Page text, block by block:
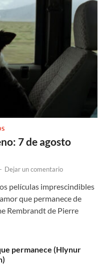
7 de agosto
- Dejar un comentario
películas imprescindibles
que permanece de
Rembrandt de Pierre
permanece (Hlynur